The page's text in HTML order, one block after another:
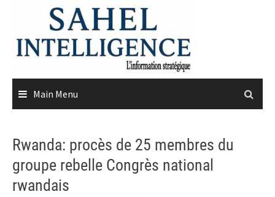
content
Main Menu
Rwanda: procès de 25 membres du
groupe rebelle Congrès national
rwandais